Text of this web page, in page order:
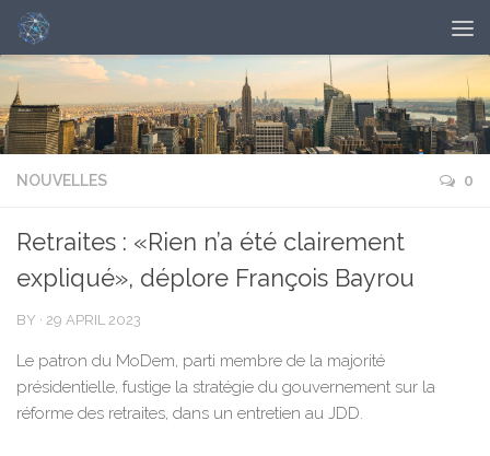
NOUVELLES 0
Retraites : «Rien n’a été clairement
expliqué», déplore François Bayrou
BY · 29 APRIL 2023
Le patron du MoDem, parti membre de la majorité
présidentielle, fustige la stratégie du gouvernement sur la
réforme des retraites, dans un entretien au JDD.